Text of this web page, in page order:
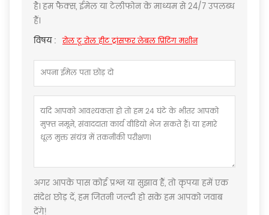
है। हम फैक्स, ईमेल या टेलीफोन के माध्यम से 24/7 उपलब्ध
हैं।
विषय : रोल टू रोल हीट ट्रांसफर लेबल प्रिंटिंग मशीन
अगर आपके पास कोई प्रश्न या सुझाव हैं, तो कृपया हमें एक
संदेश छोड़ दें, हम जितनी जल्दी हो सके हम आपको जवाब
देंगे!